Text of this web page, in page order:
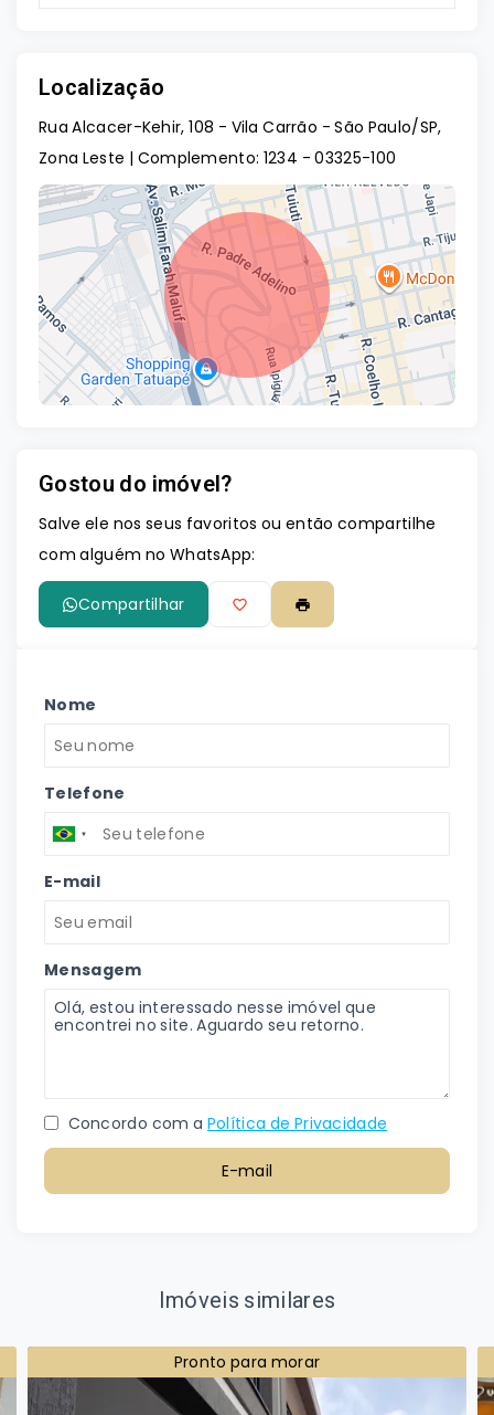
Localização
Rua Alcacer-Kehir, 108 - Vila Carrão - São Paulo/SP,
Zona Leste | Complemento: 1234 - 03325-100
Gostou do imóvel?
Salve ele nos seus favoritos ou então compartilhe
com alguém no WhatsApp:
Compartilhar
Nome
Telefone
E-mail
Mensagem
Concordo com a Política de Privacidade
E-mail
Imóveis similares
Pronto para morar